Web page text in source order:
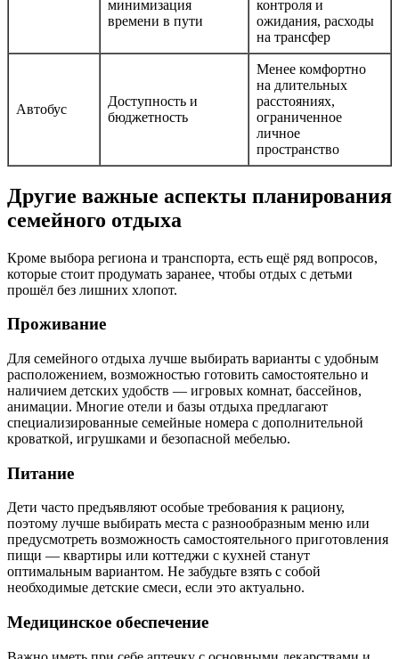
минимизация
времени в пути
контроля и
ожидания, расходы
на трансфер
Автобус
Доступность и
бюджетность
Менее комфортно
на длительных
расстояниях,
ограниченное
личное
пространство
Другие важные аспекты планирования
семейного отдыха
Кроме выбора региона и транспорта, есть ещё ряд вопросов,
которые стоит продумать заранее, чтобы отдых с детьми
прошёл без лишних хлопот.
Проживание
Для семейного отдыха лучше выбирать варианты с удобным
расположением, возможностью готовить самостоятельно и
наличием детских удобств — игровых комнат, бассейнов,
анимации. Многие отели и базы отдыха предлагают
специализированные семейные номера с дополнительной
кроваткой, игрушками и безопасной мебелью.
Питание
Дети часто предъявляют особые требования к рациону,
поэтому лучше выбирать места с разнообразным меню или
предусмотреть возможность самостоятельного приготовления
пищи — квартиры или коттеджи с кухней станут
оптимальным вариантом. Не забудьте взять с собой
необходимые детские смеси, если это актуально.
Медицинское обеспечение